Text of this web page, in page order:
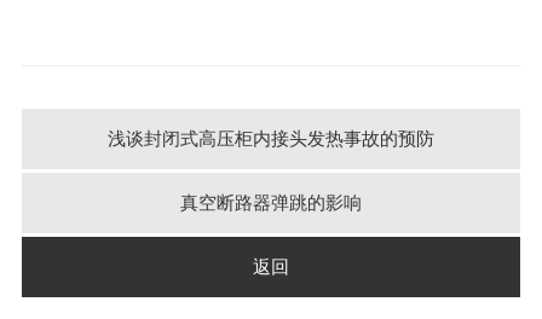
浅谈封闭式高压柜内接头发热事故的预防
真空断路器弹跳的影响
返回